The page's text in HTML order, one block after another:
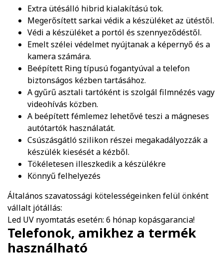
Extra ütésálló hibrid kialakítású tok.
Megerősített sarkai védik a készüléket az ütéstől.
Védi a készüléket a portól és szennyeződéstől.
Emelt szélei védelmet nyújtanak a képernyő és a
kamera számára.
Beépített Ring típusú fogantyúval a telefon
biztonságos kézben tartásához.
A gyűrű asztali tartóként is szolgál filmnézés vagy
videohívás közben.
A beépített fémlemez lehetővé teszi a mágneses
autótartók használatát.
Csúszásgátló szilikon részei megakadályozzák a
készülék kiesését a kézből.
Tökéletesen illeszkedik a készülékre
Könnyű felhelyezés
Általános szavatossági kötelességeinken felül önként
vállalt jótállás:
Led UV nyomtatás esetén: 6 hónap kopásgarancia!
Telefonok, amikhez a termék
használható